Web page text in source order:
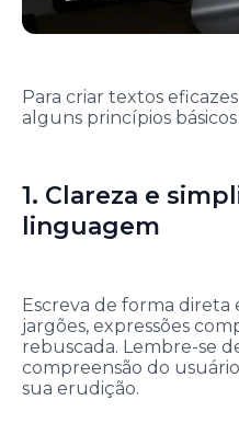
Para criar textos
alguns princípios
1. Clareza e
linguagem
Escreva de forma direta
jargões, expressões
rebuscada. Lembre-se
compreensão do
sua erudição.